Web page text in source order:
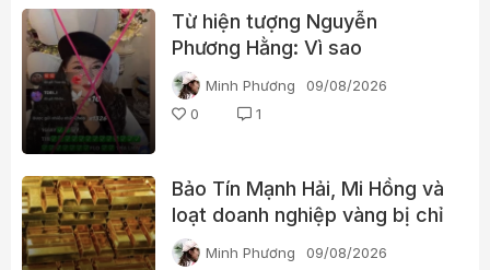
Từ hiện tượng Nguyễn
Phương Hằng: Vì sao
livestream càng gây tranh cãi
càng dễ “bùng nổ”?
Minh Phương
09/08/2026
0
1
Bảo Tín Mạnh Hải, Mi Hồng và
loạt doanh nghiệp vàng bị chỉ
ra nhiều vi phạm
Minh Phương
09/08/2026